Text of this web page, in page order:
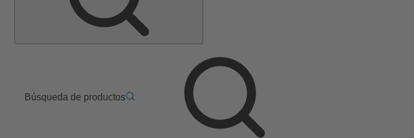
Búsqueda de productos